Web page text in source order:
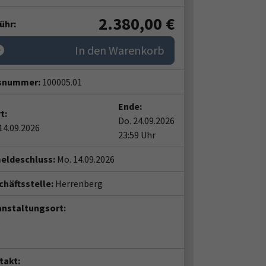
2.380,00 €
In den Warenkorb
100005.01
Ende:
Do. 24.09.2026
23:59 Uhr
Mo. 14.09.2026
Herrenberg